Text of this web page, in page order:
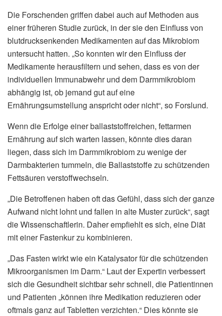
Die Forschenden griffen dabei auch auf Methoden aus
einer früheren Studie zurück, in der sie den Einfluss von
blutdrucksenkenden Medikamenten auf das Mikrobiom
untersucht hatten. „So konnten wir den Einfluss der
Medikamente herausfiltern und sehen, dass es von der
individuellen Immunabwehr und dem Darmmikrobiom
abhängig ist, ob jemand gut auf eine
Ernährungsumstellung anspricht oder nicht“, so Forslund.
Wenn die Erfolge einer ballaststoffreichen, fettarmen
Ernährung auf sich warten lassen, könnte dies daran
liegen, dass sich im Darmmikrobiom zu wenige der
Darmbakterien tummeln, die Ballaststoffe zu schützenden
Fettsäuren verstoffwechseln.
„Die Betroffenen haben oft das Gefühl, dass sich der ganze
Aufwand nicht lohnt und fallen in alte Muster zurück“, sagt
die Wissenschaftlerin. Daher empfiehlt es sich, eine Diät
mit einer Fastenkur zu kombinieren.
„Das Fasten wirkt wie ein Katalysator für die schützenden
Mikroorganismen im Darm.“ Laut der Expertin verbessert
sich die Gesundheit sichtbar sehr schnell, die Patientinnen
und Patienten „können ihre Medikation reduzieren oder
oftmals ganz auf Tabletten verzichten.“ Dies könnte sie